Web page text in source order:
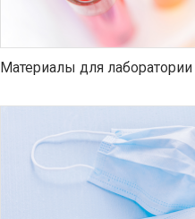
Материалы для лаборатории